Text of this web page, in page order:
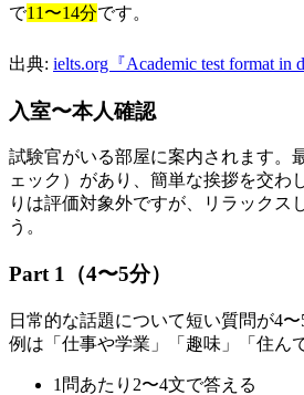
で11〜14分です。
出典: ielts.org『Academic test format in
入室〜本人確認
試験官がいる部屋に案内されます。
ェック）があり、簡単な挨拶を交わ
りは評価対象外ですが、リラックス
う。
Part 1（4〜5分）
日常的な話題について短い質問が4
例は「仕事や学業」「趣味」「住ん
1問あたり2〜4文で答える